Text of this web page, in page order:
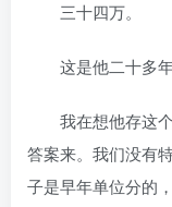
三十四万。
这是他二十多年
我在想他存这个
答案来。我们没有
子是早年单位分的